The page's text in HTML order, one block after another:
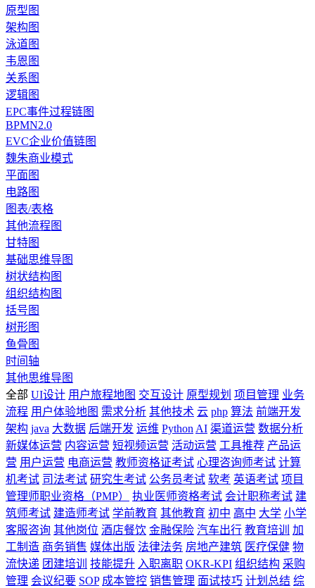
原型图
架构图
泳道图
韦恩图
关系图
逻辑图
EPC事件过程链图
BPMN2.0
EVC企业价值链图
魏朱商业模式
平面图
电路图
图表/表格
其他流程图
甘特图
基础思维导图
树状结构图
组织结构图
括号图
树形图
鱼骨图
时间轴
其他思维导图
全部 UI设计 用户旅程地图 交互设计 原型规划 项目管理 业务
流程 用户体验地图 需求分析 其他技术 云 php 算法 前端开发
架构 java 大数据 后端开发 运维 Python AI 渠道运营 数据分析
新媒体运营 内容运营 短视频运营 活动运营 工具推荐 产品运
营 用户运营 电商运营 教师资格证考试 心理咨询师考试 计算
机考试 司法考试 研究生考试 公务员考试 软考 英语考试 项目
管理师职业资格（PMP）
执业医师资格考试 会计职称考试 建
筑师考试 建造师考试 学前教育 其他教育 初中 高中 大学 小学
客服咨询 其他岗位 酒店餐饮 金融保险 汽车出行 教育培训
加
工制造 商务销售 媒体出版 法律法务 房地产建筑 医疗保健 物
流快递 团建培训 技能提升 入职离职 OKR-KPI 组织结构 采购
管理 会议纪要 SOP 成本管控 销售管理 面试技巧 计划总结 综